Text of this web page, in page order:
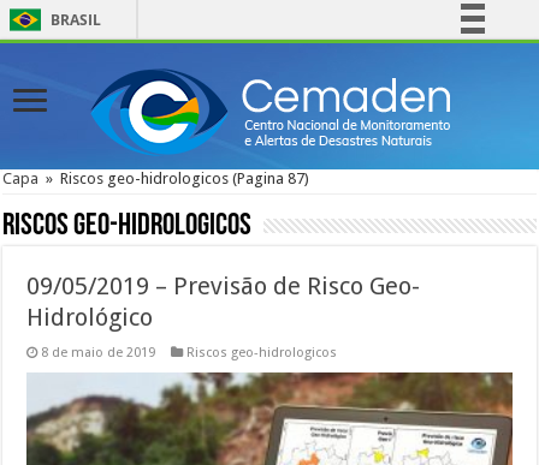
BRASIL
Comunica BR
Participe
Acesso à informação
Canais
Capa » Riscos geo-hidrologicos (Pagina 87)
Riscos geo-hidrologicos
09/05/2019 – Previsão de Risco Geo-
Hidrológico
8 de maio de 2019 Riscos geo-hidrologicos